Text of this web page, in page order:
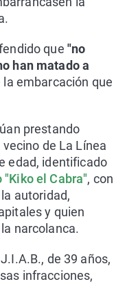
que "no
han matado a
embarcación que
prestando
de La Línea
edad, identificado
el Cabra", con
autoridad,
y quien
narcolanca.
de 39 años,
infracciones,